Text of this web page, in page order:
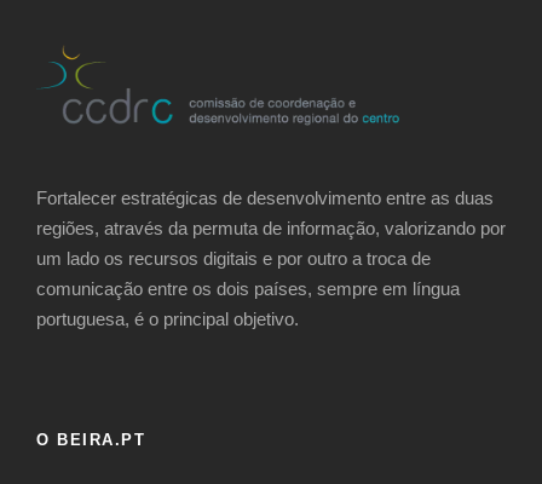
Fortalecer estratégicas de desenvolvimento entre as duas
regiões, através da permuta de informação, valorizando por
um lado os recursos digitais e por outro a troca de
comunicação entre os dois países, sempre em língua
portuguesa, é o principal objetivo.
O BEIRA.PT